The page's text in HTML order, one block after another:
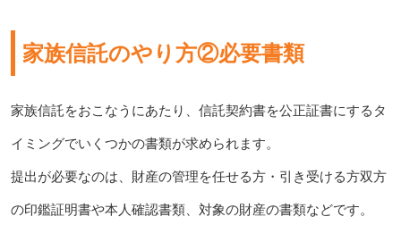
家族信託のやり方②必要書類
家族信託をおこなうにあたり、信託契約書を公正証書にするタ
イミングでいくつかの書類が求められます。
提出が必要なのは、財産の管理を任せる方・引き受ける方双方
の印鑑証明書や本人確認書類、対象の財産の書類などです。